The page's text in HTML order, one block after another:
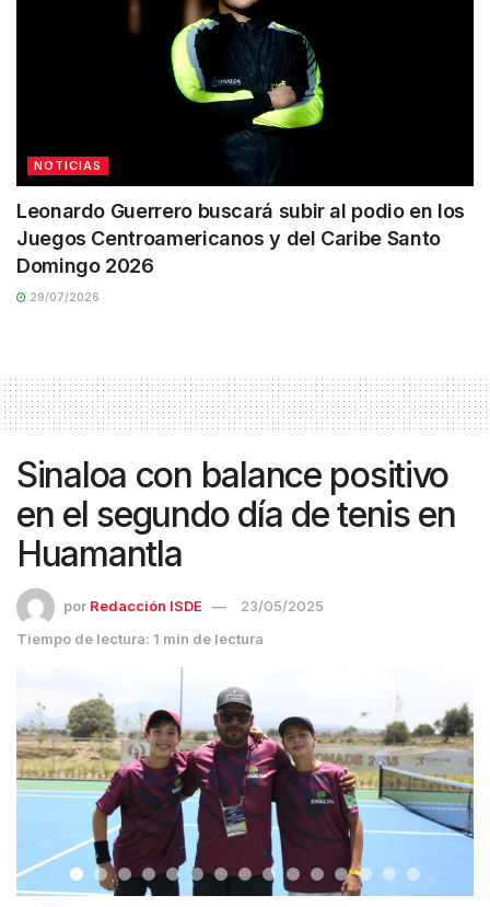
NOTICIAS
Leonardo Guerrero buscará subir al podio en los
Juegos Centroamericanos y del Caribe Santo
Domingo 2026
29/07/2026
Sinaloa con balance positivo
en el segundo día de tenis en
Huamantla
por Redacción ISDE
23/05/2025
Tiempo de lectura: 1 min de lectura